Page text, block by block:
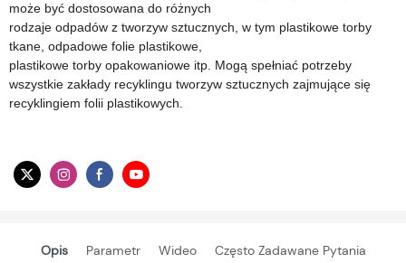
może być dostosowana do różnych
rodzaje odpadów z tworzyw sztucznych, w tym plastikowe torby
tkane, odpadowe folie plastikowe,
plastikowe torby opakowaniowe itp. Mogą spełniać potrzeby
wszystkie zakłady recyklingu tworzyw sztucznych zajmujące się
recyklingiem folii plastikowych.
Opis Parametr Wideo Często Zadawane Pytania